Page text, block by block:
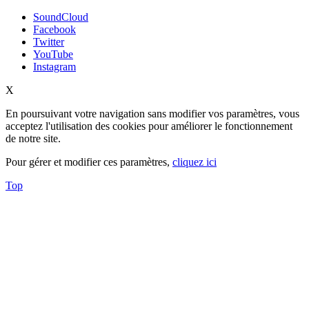
SoundCloud
Facebook
Twitter
YouTube
Instagram
X
En poursuivant votre navigation sans modifier vos paramètres, vous
acceptez l'utilisation des cookies pour améliorer le fonctionnement
de notre site.
Pour gérer et modifier ces paramètres, cliquez ici
Top